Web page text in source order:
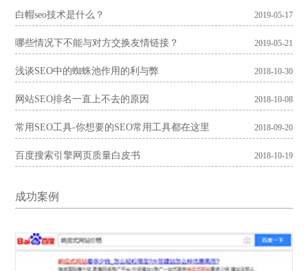
白帽seo技术是什么？ 2019-05-17
哪些情况下不能与对方交换友情链接？ 2019-05-21
浅谈SEO中的蜘蛛池作用的利与弊 2018-10-30
网站SEO排名一直上不去的原因 2018-10-08
常用SEO工具-你想要的SEO常用工具都在这里 2018-09-20
百度搜索引擎网页质量白皮书 2018-10-19
成功案例